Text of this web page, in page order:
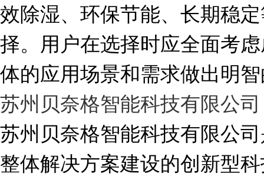
效除湿、环保节能、长期稳
择。用户在选择时应全面考
体的应用场景和需求做出明
苏州贝奈格智能科技有限公司
苏州贝奈格智能科技有限公
整体解决方案建设的创新型